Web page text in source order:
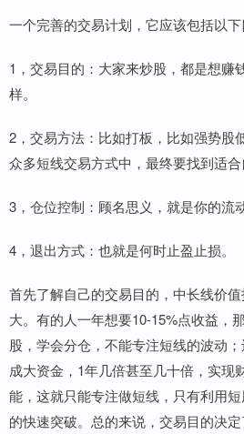
一个完善的交易计划，它应该包括以下
1，交易目的：大家来炒股，都是想赚
样。
2，交易方法：比如打板，比如强势股
众多短线交易方式中，最终要找到适合
3，仓位控制：顾名思义，就是你的流
4，退出方式：也就是何时止盈止损。
首先了解自己的交易目的，中长线价
大。有的人一年想要10-15%点收益，
股，学会分仓，不能专注短线的波动
成大资金，1年几倍甚至几十倍，实现
能，这就只能专注做短线，只有利用
的快速突破。总的来说，交易目的决